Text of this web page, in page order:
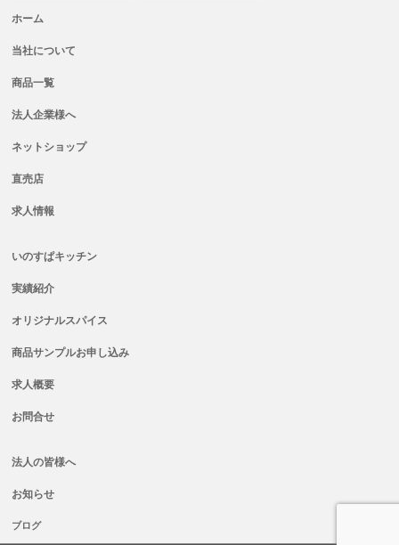
ホーム
当社について
商品一覧
法人企業様へ
ネットショップ
直売店
求人情報
いのすぱキッチン
実績紹介
オリジナルスパイス
商品サンプルお申し込み
求人概要
お問合せ
法人の皆様へ
お知らせ
ブログ